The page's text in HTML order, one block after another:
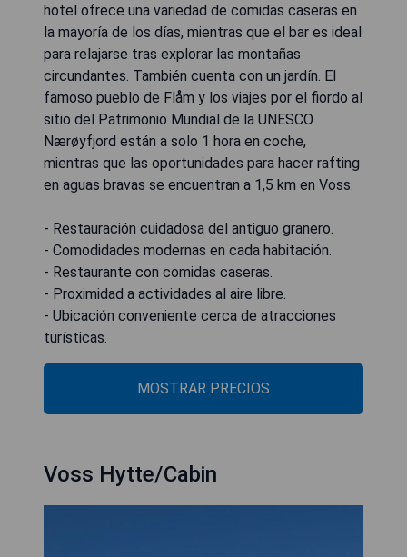
hotel ofrece una variedad de comidas caseras en
la mayoría de los días, mientras que el bar es ideal
para relajarse tras explorar las montañas
circundantes. También cuenta con un jardín. El
famoso pueblo de Flåm y los viajes por el fiordo al
sitio del Patrimonio Mundial de la UNESCO
Nærøyfjord están a solo 1 hora en coche,
mientras que las oportunidades para hacer rafting
en aguas bravas se encuentran a 1,5 km en Voss.
- Restauración cuidadosa del antiguo granero.
- Comodidades modernas en cada habitación.
- Restaurante con comidas caseras.
- Proximidad a actividades al aire libre.
- Ubicación conveniente cerca de atracciones
turísticas.
MOSTRAR PRECIOS
Voss Hytte/Cabin